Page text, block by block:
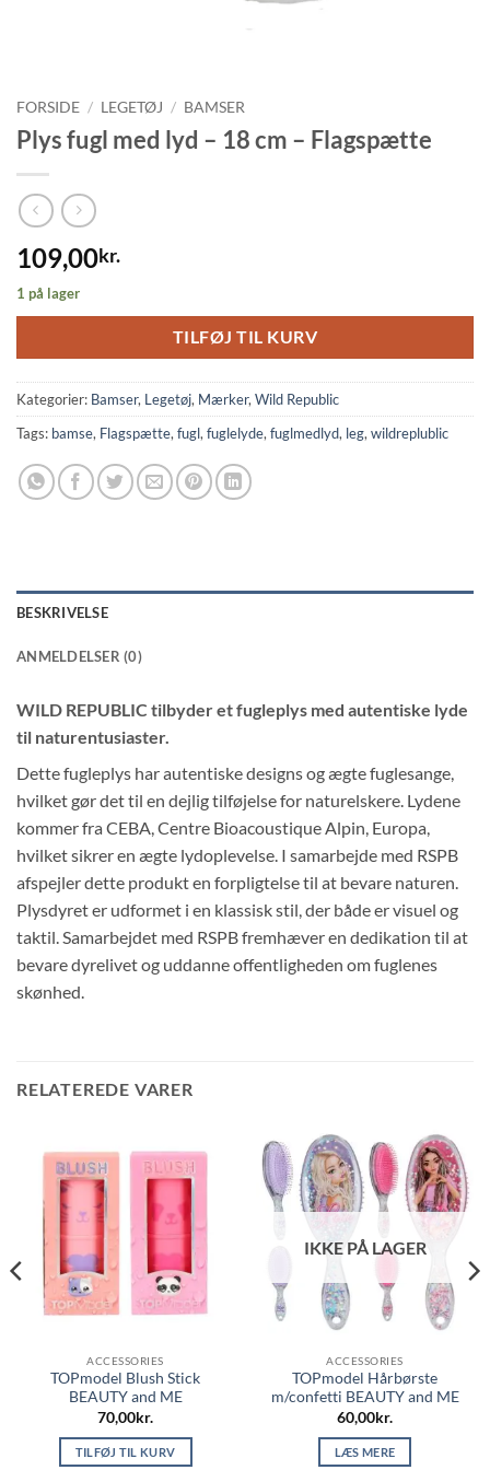
FORSIDE / LEGETØJ / BAMSER
Plys fugl med lyd – 18 cm – Flagspætte
109,00kr.
1 på lager
TILFØJ TIL KURV
Kategorier: Bamser, Legetøj, Mærker, Wild Republic
Tags: bamse, Flagspætte, fugl, fuglelyde, fuglmedlyd, leg, wildreplublic
BESKRIVELSE
ANMELDELSER (0)
WILD REPUBLIC tilbyder et fugleplys med autentiske lyde
til naturentusiaster.
Dette fugleplys har autentiske designs og ægte fuglesange,
hvilket gør det til en dejlig tilføjelse for naturelskere. Lydene
kommer fra CEBA, Centre Bioacoustique Alpin, Europa,
hvilket sikrer en ægte lydoplevelse. I samarbejde med RSPB
afspejler dette produkt en forpligtelse til at bevare naturen.
Plysdyret er udformet i en klassisk stil, der både er visuel og
taktil. Samarbejdet med RSPB fremhæver en dedikation til at
bevare dyrelivet og uddanne offentligheden om fuglenes
skønhed.
RELATEREDE VARER
ACCESSORIES
TOPmodel Blush Stick
BEAUTY and ME
70,00kr.
TILFØJ TIL KURV
IKKE PÅ LAGER
ACCESSORIES
TOPmodel Hårbørste
m/confetti BEAUTY and ME
60,00kr.
LÆS MERE